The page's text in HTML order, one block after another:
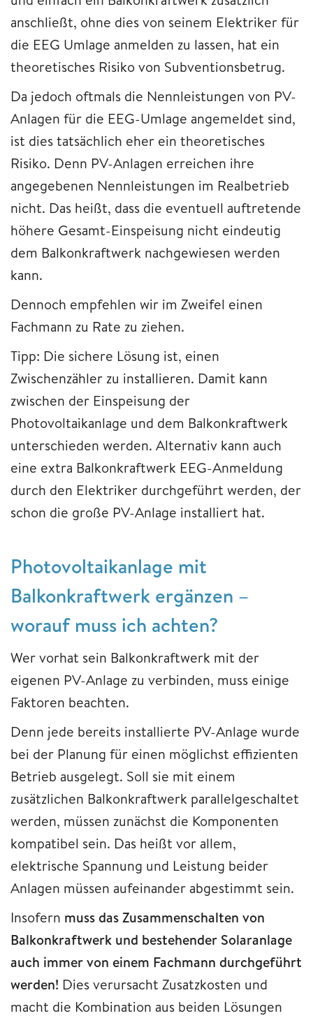
anschließt, ohne dies von seinem Elektriker für
die EEG Umlage anmelden zu lassen, hat ein
theoretisches Risiko von Subventionsbetrug.
Da jedoch oftmals die Nennleistungen von PV-
Anlagen für die EEG-Umlage angemeldet sind,
ist dies tatsächlich eher ein theoretisches
Risiko. Denn PV-Anlagen erreichen ihre
angegebenen Nennleistungen im Realbetrieb
nicht. Das heißt, dass die eventuell auftretende
höhere Gesamt-Einspeisung nicht eindeutig
dem Balkonkraftwerk nachgewiesen werden
kann.
Dennoch empfehlen wir im Zweifel einen
Fachmann zu Rate zu ziehen.
Tipp: Die sichere Lösung ist, einen
Zwischenzähler zu installieren. Damit kann
zwischen der Einspeisung der
Photovoltaikanlage und dem Balkonkraftwerk
unterschieden werden. Alternativ kann auch
eine extra Balkonkraftwerk EEG-Anmeldung
durch den Elektriker durchgeführt werden, der
schon die große PV-Anlage installiert hat.
Photovoltaikanlage mit
Balkonkraftwerk ergänzen –
worauf muss ich achten?
Wer vorhat sein Balkonkraftwerk mit der
eigenen PV-Anlage zu verbinden, muss einige
Faktoren beachten.
Denn jede bereits installierte PV-Anlage wurde
bei der Planung für einen möglichst effizienten
Betrieb ausgelegt. Soll sie mit einem
zusätzlichen Balkonkraftwerk parallelgeschaltet
werden, müssen zunächst die Komponenten
kompatibel sein. Das heißt vor allem,
elektrische Spannung und Leistung beider
Anlagen müssen aufeinander abgestimmt sein.
Insofern muss das Zusammenschalten von
Balkonkraftwerk und bestehender Solaranlage
auch immer von einem Fachmann durchgeführt
werden! Dies verursacht Zusatzkosten und
macht die Kombination aus beiden Lösungen